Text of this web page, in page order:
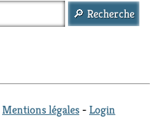
Mentions légales -Login